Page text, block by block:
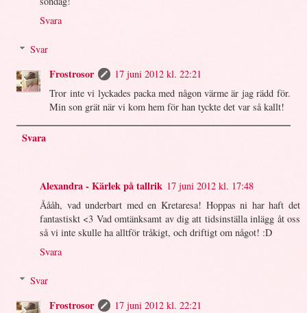
Svara
Svar
Frostrosor
17 juni 2012 kl. 22:21
Tror inte vi lyckades packa med någon värme är jag rädd för.
Min son grät när vi kom hem för han tyckte det var så kallt!
Svara
Alexandra - Kärlek på tallrik 17 juni 2012 kl. 17:48
Åååh, vad underbart med en Kretaresa! Hoppas ni har haft det
fantastiskt <3 Vad omtänksamt av dig att tidsinställa inlägg åt oss
så vi inte skulle ha alltför tråkigt, och driftigt om något! :D
Svara
Svar
Frostrosor
17 juni 2012 kl. 22:21